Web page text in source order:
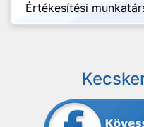
Értékesítési